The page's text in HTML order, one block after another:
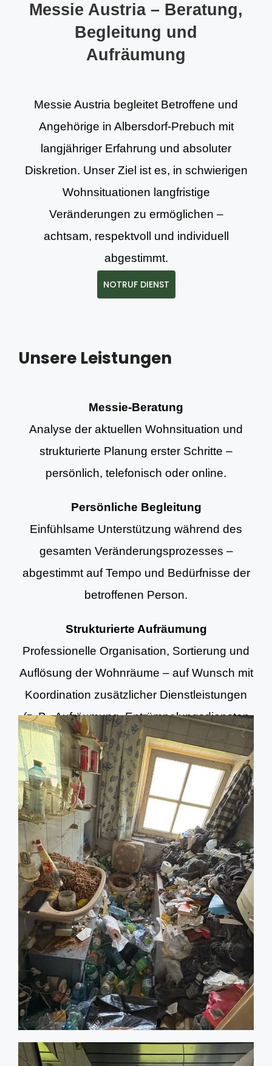
Messie Austria – Beratung,
Begleitung und
Aufräumung
Messie Austria begleitet Betroffene und
Angehörige in Albersdorf-Prebuch mit
langjähriger Erfahrung und absoluter
Diskretion. Unser Ziel ist es, in schwierigen
Wohnsituationen langfristige
Veränderungen zu ermöglichen –
achtsam, respektvoll und individuell
abgestimmt.
NOTRUF DIENST
Unsere Leistungen
Messie-Beratung
Analyse der aktuellen Wohnsituation und
strukturierte Planung erster Schritte –
persönlich, telefonisch oder online.
Persönliche Begleitung
Einfühlsame Unterstützung während des
gesamten Veränderungsprozesses –
abgestimmt auf Tempo und Bedürfnisse der
betroffenen Person.
Strukturierte Aufräumung
Professionelle Organisation, Sortierung und
Auflösung der Wohnräume – auf Wunsch mit
Koordination zusätzlicher Dienstleistungen
(z. B. Aufräumung, Entrümpelungsdiensten
und Grundreinigung).